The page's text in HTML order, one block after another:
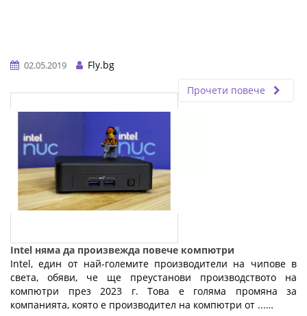
02.05.2019
Fly.bg
Прочети повече
Intel няма да произвежда повече компютри
Intel, един от най-големите производители на чипове в
света, обяви, че ще преустанови производството на
компютри през 2023 г. Това е голяма промяна за
компанията, която е производител на компютри от ...…